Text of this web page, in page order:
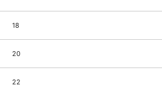
18
20
22